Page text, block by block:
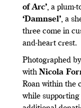
of Arc’, a plum-
‘Damnsel’, a
three come in
and-heart crest.
Photographed
with Nicola
Roan within the
while